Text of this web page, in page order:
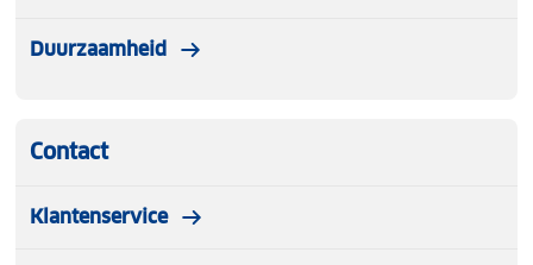
Duurzaamheid
Contact
Klantenservice